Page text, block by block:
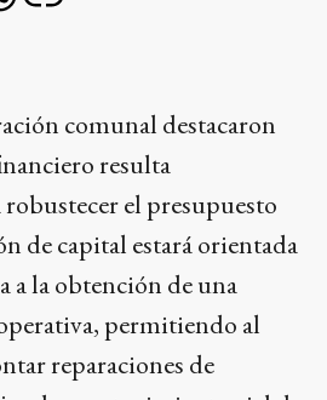
comunal destacaron
resulta
el presupuesto
de capital estará orientada
la obtención de una
permitiendo al
reparaciones de